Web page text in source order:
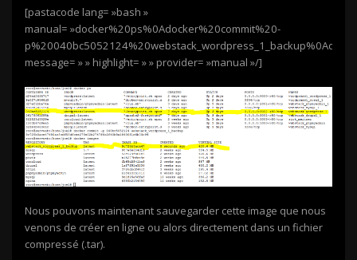
[pastacode lang= »bash »
manual= »docker%20ps%0Adocker%20commit%20-
message= » » highlight= » » provider= »manual »/]
Nous pouvons maintenant sauvegarder cette image que nous
venons de créer en ligne ou alors directement dans un fichier
compressé (.tar).